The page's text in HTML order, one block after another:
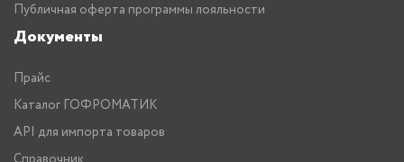
Публичная оферта программы лояльности
Документы
Прайс
Каталог ГОФРОМАТИК
API для импорта товаров